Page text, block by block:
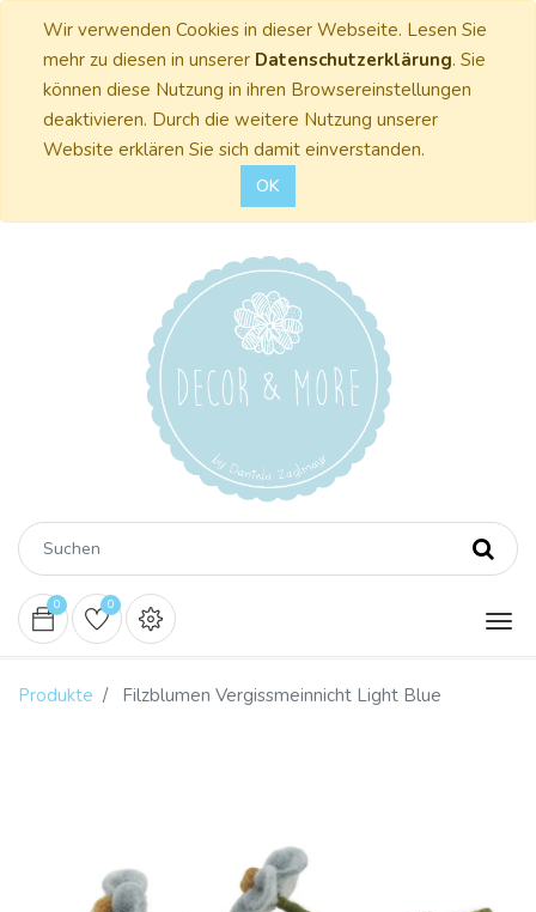
Wir verwenden Cookies in dieser Webseite. Lesen Sie
mehr zu diesen in unserer Datenschutzerklärung. Sie
können diese Nutzung in ihren Browsereinstellungen
deaktivieren. Durch die weitere Nutzung unserer
Website erklären Sie sich damit einverstanden.
OK
0 0
Produkte Filzblumen Vergissmeinnicht Light Blue